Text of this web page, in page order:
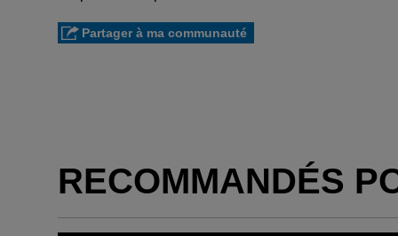
Partager à ma communauté
RECOMMANDÉS